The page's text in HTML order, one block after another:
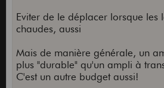
Eviter de le déplacer lorsque les
chaudes, aussi
Mais de manière générale, un
plus "durable" qu'un ampli à
C'est un autre budget aussi!